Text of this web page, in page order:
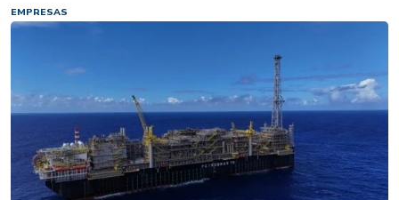
EMPRESAS